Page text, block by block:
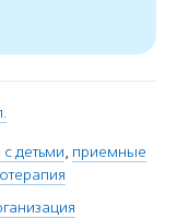
детьми, приемные